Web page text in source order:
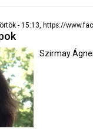
- 15:13, https://
Szirmay